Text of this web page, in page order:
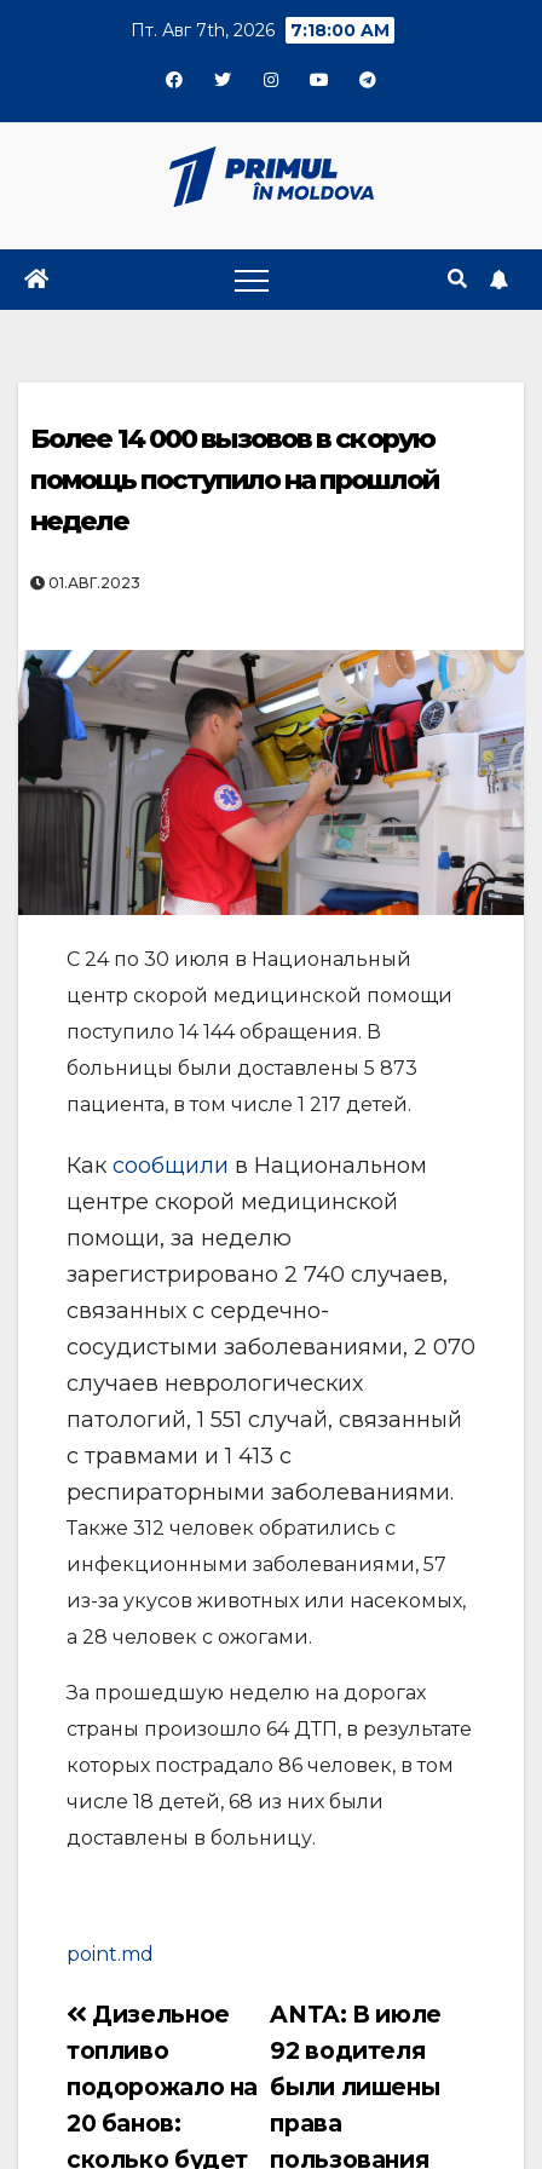
Пт. Авг 7th, 2026 7:18:01 AM
Более 14 000 вызовов в скорую
помощь поступило на прошлой
неделе
01.АВГ.2023
С 24 по 30 июля в Национальный
центр скорой медицинской помощи
поступило 14 144 обращения. В
больницы были доставлены 5 873
пациента, в том числе 1 217 детей.
Как сообщили в Национальном
центре скорой медицинской
помощи, за неделю
зарегистрировано 2 740 случаев,
связанных с сердечно-
сосудистыми заболеваниями, 2 070
случаев неврологических
патологий, 1 551 случай, связанный
с травмами и 1 413 с
респираторными заболеваниями.
Также 312 человек обратились с
инфекционными заболеваниями, 57
из-за укусов животных или насекомых,
а 28 человек с ожогами.
За прошедшую неделю на дорогах
страны произошло 64 ДТП, в результате
которых пострадало 86 человек, в том
числе 18 детей, 68 из них были
доставлены в больницу.
point.md
Навигация
по
записям
ANTA: В июле
92 водителя
были лишены
права
пользования
Дизельное
топливо
подорожало на
20 банов:
сколько будет